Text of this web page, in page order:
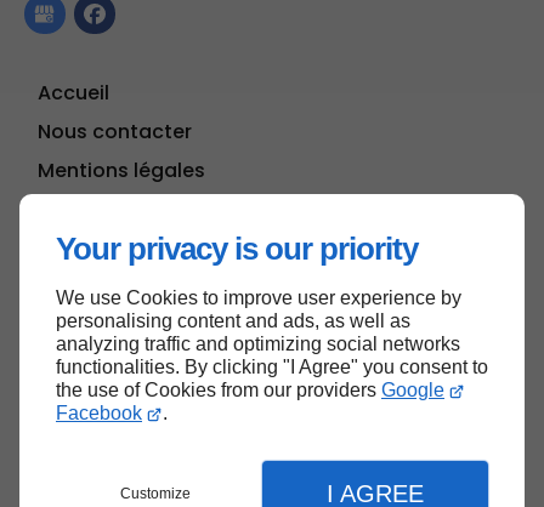
Your privacy is our priority
We use Cookies to improve user experience by
personalising content and ads, as well as
analyzing traffic and optimizing social networks
functionalities. By clicking "I Agree" you consent to
the use of Cookies from our providers Google
Facebook
.
Customize I AGREE
Accueil
Nous contacter
Mentions légales
Haut de page